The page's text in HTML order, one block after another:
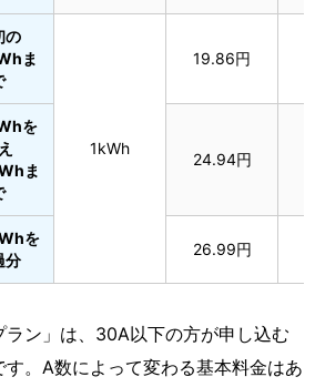
の
ま
1kWh
19.86円
を
ま
24.94円
を
分
26.99円
ラン」は、30A以下の方が申し込む
す。A数によって変わる基本料金はあ